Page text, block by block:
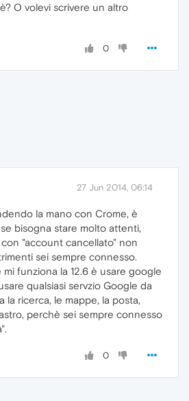
O volevi scrivere un altro
0
27 Jun 2014, 06:14
la mano con Crome, è
bisogna stare molto attenti,
"account cancellato" non
sei sempre connesso.
funziona la 12.6 è usare google
qualsiasi servzio Google da
la ricerca, le mappe, la posta,
perchè sei sempre connesso
0